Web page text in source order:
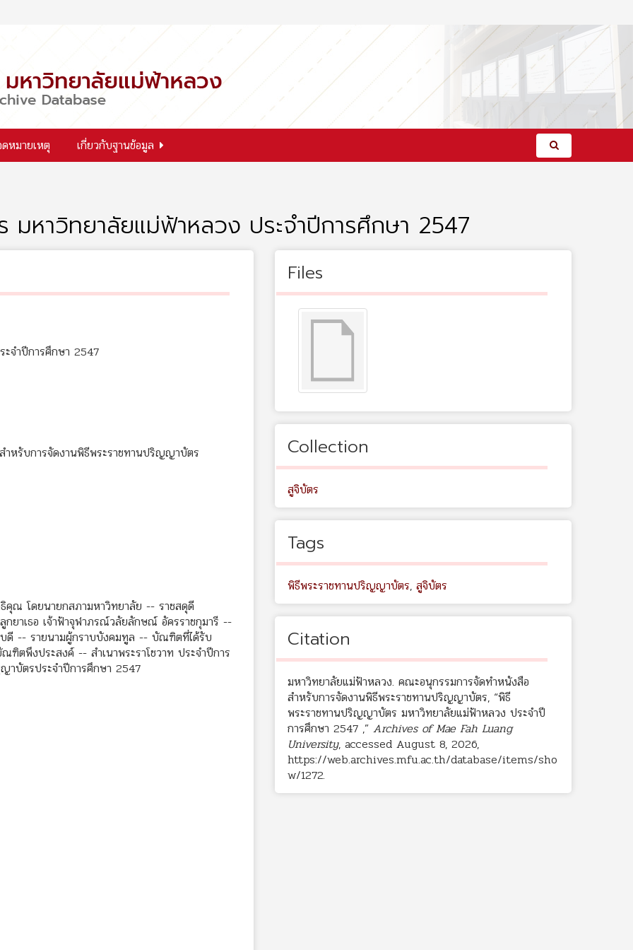
หมายเหตุ เกี่ยวกับฐานข้อมูล
หาวิทยาลัยแม่ฟ้าหลวง ประจำปีการศึกษา 2547
จำปีการศึกษา 2547
หรับการจัดงานพิธีพระราชทานปริญญาบัตร
ณ โดยนายกสภามหาวิทยาลัย -- ราชสดุดี
กยาเธอ เจ้าฟ้าจุฬาภรณ์วลัยลักษณ์ อัครราชกุมารี --
บดี -- รายนามผู้กราบบังคมทูล -- บัณฑิตที่ได้รับ
พึงประสงค์ -- สำเนาพระราโชวาท ประจำปีการ
บัตรประจำปีการศึกษา 2547
Files
Collection
สูจิบัตร
Tags
พิธีพระราชทานปริญญาบัตร, สูจิบัตร
Citation
มหาวิทยาลัยแม่ฟ้าหลวง. คณะอนุกรรมการจัดทำหนังสือ
สำหรับการจัดงานพิธีพระราชทานปริญญาบัตร, “พิธี
พระราชทานปริญญาบัตร มหาวิทยาลัยแม่ฟ้าหลวง ประจำปี
การศึกษา 2547 ,” Archives of Mae Fah Luang
University, accessed August 8, 2026,
https://web.archives.mfu.ac.th/database/items/sho
w/1272.